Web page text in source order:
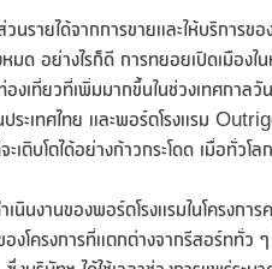
นรายได้จากการขายและให้บริการ
หมด อย่างไรก็ดี การทยอยเปิดเมือง
องเที่ยวที่เพิ่มมากขึ้นในช่วงเทศกาล
นประเทศไทย และพอร์ตโรงแรม
เติบโตได้อย่างก้าวกระโดด เมื่อทั่วโ
เนินงานของพอร์ตโรงแรมในโครงก
องโครงการที่แตกต่างจากรีสอร์ททั่ว